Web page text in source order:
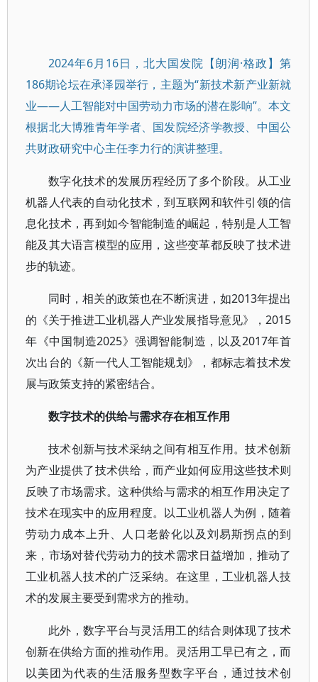
2024年6月16日，北大国发院【朗润·格政】第
186期论坛在承泽园举行，主题为“新技术新产业新就
业——人工智能对中国劳动力市场的潜在影响”。本文
根据北大博雅青年学者、国发院经济学教授、中国公
共财政研究中心主任李力行的演讲整理。
数字化技术的发展历程经历了多个阶段。从工业
机器人代表的自动化技术，到互联网和软件引领的信
息化技术，再到如今智能制造的崛起，特别是人工智
能及其大语言模型的应用，这些变革都反映了技术进
步的轨迹。
同时，相关的政策也在不断演进，如2013年提出
的《关于推进工业机器人产业发展指导意见》，2015
年《中国制造2025》强调智能制造，以及2017年首
次出台的《新一代人工智能规划》，都标志着技术发
展与政策支持的紧密结合。
数字技术的供给与需求存在相互作用
技术创新与技术采纳之间有相互作用。技术创新
为产业提供了技术供给，而产业如何应用这些技术则
反映了市场需求。这种供给与需求的相互作用决定了
技术在现实中的应用程度。以工业机器人为例，随着
劳动力成本上升、人口老龄化以及刘易斯拐点的到
来，市场对替代劳动力的技术需求日益增加，推动了
工业机器人技术的广泛采纳。在这里，工业机器人技
术的发展主要受到需求方的推动。
此外，数字平台与灵活用工的结合则体现了技术
创新在供给方面的推动作用。灵活用工早已有之，而
以美团为代表的生活服务型数字平台，通过技术创